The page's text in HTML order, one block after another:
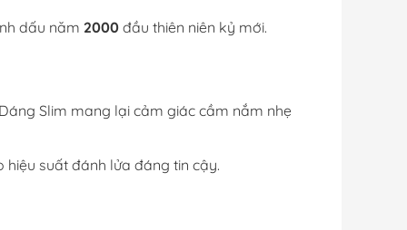
dấu năm 2000đầu thiên niên kỷ mới.
Slim mang lại cảm giác cầm nắm nhẹ
suất đánh lửa đáng tin cậy.